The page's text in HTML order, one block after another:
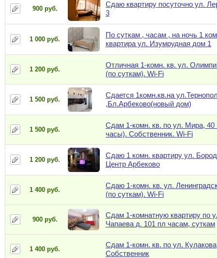
900 руб.
Сдаю квартиру посуточно ул.
3
1 000 руб.
По суткам , часам , на ночь 1
квартира ул. Изумрудная дом 1
1 200 руб.
Отличная 1-комн. кв. ул.
(по суткам). Wi-Fi
1 500 руб.
Сдается 1комн.кв.на
,Бл.Арбеково(новый дом)
1 500 руб.
Сдам 1-комн. кв. по ул. Мира, 40
часы). Собственник. Wi-Fi
1 200 руб.
Сдаю 1 комн. квартиру ул.
Центр Арбеково
1 400 руб.
Сдаю 1-комн. кв. ул.
(по суткам). Wi-Fi
900 руб.
Сдам 1-комнатную квартиру по
Чапаева д. 101 пл часам, суткам
1 400 руб.
Сдам 1-комн. кв. по ул.
Собственник